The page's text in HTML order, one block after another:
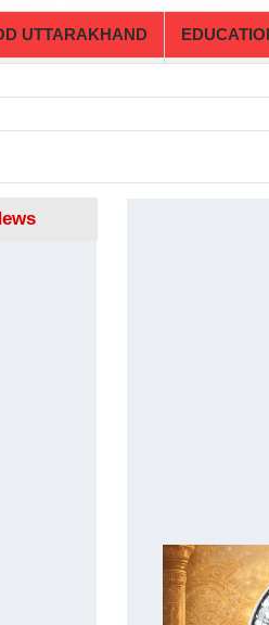
UTTARAKHAND